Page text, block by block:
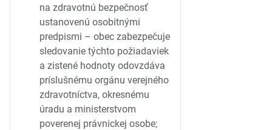
na zdravotnú bezpečnosť
ustanovenú osobitnými
predpismi – obec zabezpečuje
sledovanie týchto požiadaviek
a zistené hodnoty odovzdáva
príslušnému orgánu verejného
zdravotníctva, okresnému
úradu a ministerstvom
poverenej právnickej osobe;